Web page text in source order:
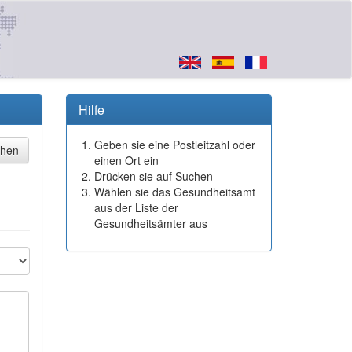
Hilfe
Geben sie eine Postleitzahl oder
einen Ort ein
Drücken sie auf Suchen
Wählen sie das Gesundheitsamt
aus der Liste der
Gesundheitsämter aus